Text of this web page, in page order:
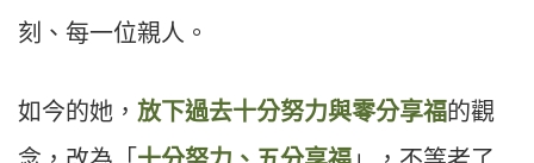
刻、每一位親人。
如今的她， 放下過去十分努力與零分享福的觀